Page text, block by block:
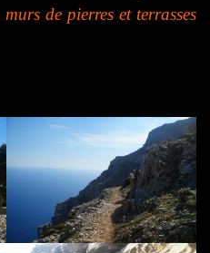
de pierres et terrasses